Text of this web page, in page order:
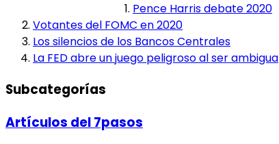
Pence Harris debate 2020
Votantes del FOMC en 2020
Los silencios de los Bancos Centrales
La FED abre un juego peligroso al ser ambigua
Subcategorías
Artículos del 7pasos